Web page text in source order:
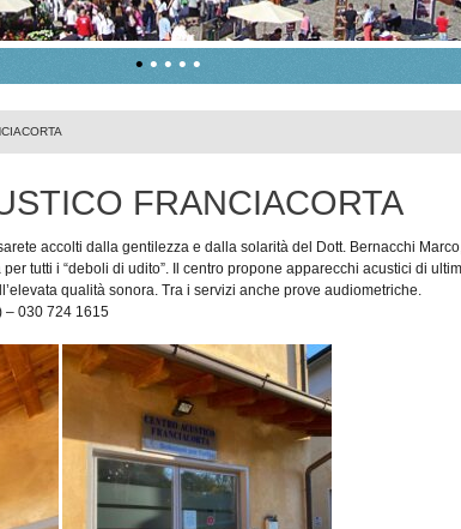
• • • • •
FRANCIACORTA
accolti dalla gentilezza e dalla solarità del Dott. Bernacchi
tutti i “deboli di udito”. Il centro propone apparecchi acustici di
qualità sonora. Tra i servizi anche prove audiometriche.
– 030 724 1615